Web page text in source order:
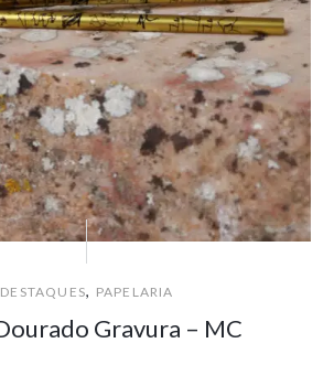
DESTAQUES, PAPELARIA
Gravura – MC